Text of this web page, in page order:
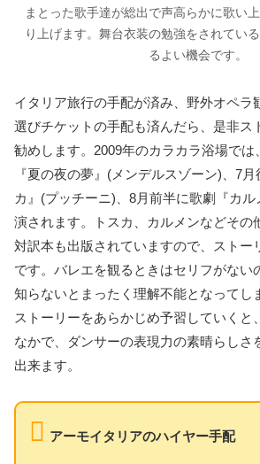
まとった歌手達が総出で声高らかに歌い
り上げます。舞台衣装の勉強をされてい
るよい機会です。
イタリア旅行の手配が済み、野外オペラ
選びチケットの手配も済んだら、是非ス
勧めします。2009年のカラカラ浴場では
『夏の夜の夢』(メンデルスゾーン)、7
カ』(プッチーニ)、8月前半に歌劇『カ
演されます。トスカ、カルメンなどその
対訳本も出版されていますので、ストー
です。バレエを観るときはセリフがない
知らないとまったく理解不能となってし
ストーリーをあらかじめ予習していくと
なかで、ダンサーの表現力の素晴らしさ
出来ます。
アーモイタリアのハイヤー手配